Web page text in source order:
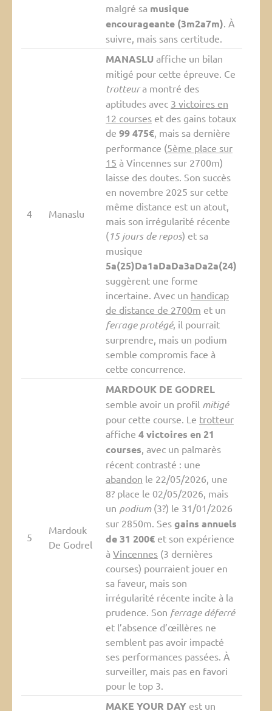
malgré sa musique
encourageante (3m2a7m). À
suivre, mais sans certitude.
4 Manaslu
MANASLU affiche un bilan
mitigé pour cette épreuve. Ce
trotteura montré des
aptitudes avec 3 victoires en
12 courseset des gains totaux
de 99 475€, mais sa dernière
performance (5ème place sur
15 à Vincennes sur 2700m)
laisse des doutes. Son succès
en novembre 2025 sur cette
même distance est un atout,
mais son irrégularité récente
(15 jours de repos) et sa
musique
5a(25)Da1aDaDa3aDa2a(24)
suggèrent une forme
incertaine. Avec un handicap
de distance de 2700m et un
ferrage protégé, il pourrait
surprendre, mais un podium
semble compromis face à
cette concurrence.
5
Mardouk
De Godrel
MARDOUK DE GODREL
semble avoir un profil mitigé
pour cette course. Le trotteur
affiche 4 victoires en 21
courses, avec un palmarès
récent contrasté : une
abandon le 22/05/2026, une
8? place le 02/05/2026, mais
un podium(3?) le 31/01/2026
sur 2850m. Ses gains annuels
de 31 200€et son expérience
à Vincennes(3 dernières
courses) pourraient jouer en
sa faveur, mais son
irrégularité récente incite à la
prudence. Son ferrage déferré
et l’absence d’œillères ne
semblent pas avoir impacté
ses performances passées. À
surveiller, mais pas en favori
pour le top 3.
MAKE YOUR DAYest un